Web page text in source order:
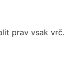
prav vsak